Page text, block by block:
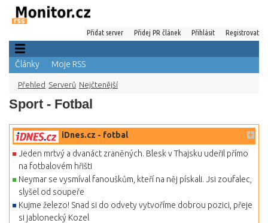
Přidat server Přidej PR článek Přihlásit Registrovat
Články Moje RSS
Přehled Serverů Nejčtenější
Sport - Fotbal
iDnes.cz - fotbal
Jeden mrtvý a dvanáct zraněných. Blesk v Thajsku udeřil přímo
na fotbalovém hřišti
Neymar se vysmíval fanouškům, kteří na něj pískali. Jsi zoufalec,
slyšel od soupeře
Kujme železo! Snad si do odvety vytvoříme dobrou pozici, přeje
si jablonecký Kozel